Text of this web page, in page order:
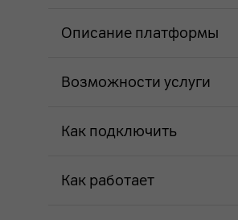
Описание платформы
Возможности услуги
Как подключить
Как работает